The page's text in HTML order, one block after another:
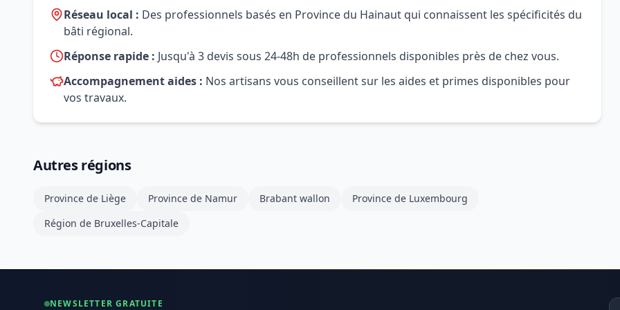
Réseau local : Des professionnels basés en Province du Hainaut qui connaissent les spécificités du
bâti régional.
Réponse rapide : Jusqu'à 3 devis sous 24-48h de professionnels disponibles près de chez vous.
Accompagnement aides : Nos artisans vous conseillent sur les aides et primes disponibles pour
vos travaux.
Autres régions
Province de Liège Province de Namur Brabant wallon
Province de Luxembourg
Région de Bruxelles-Capitale
NEWSLETTER GRATUITE